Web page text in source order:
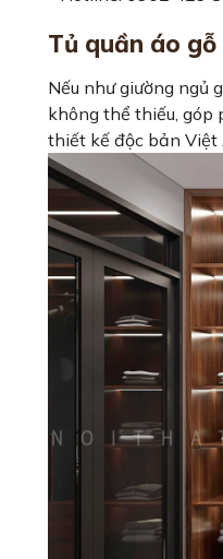
Tủ quần áo
Nếu như giường ngủ
không thể thiếu,
thiết kế độc bản Việt